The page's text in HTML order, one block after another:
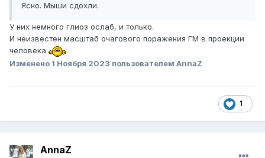
Ясно. Мыши сдохли.
У них немного глиоз ослаб, и только.
И неизвестен масштаб очагового поражения ГМ в проекции
человека
Изменено 1 Ноября 2023 пользователем AnnaZ
1
AnnaZ